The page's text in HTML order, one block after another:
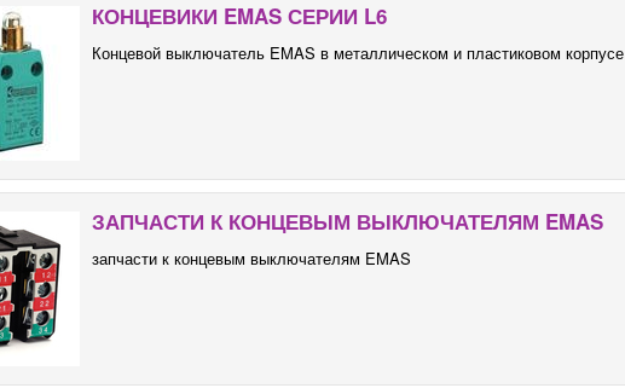
КОНЦЕВИКИ EMAS СЕРИИ L6
Концевой выключатель EMAS в металлическом и пластиковом корпусе
ЗАПЧАСТИ К КОНЦЕВЫМ ВЫКЛЮЧАТЕЛЯМ EMAS
запчасти к концевым выключателям EMAS